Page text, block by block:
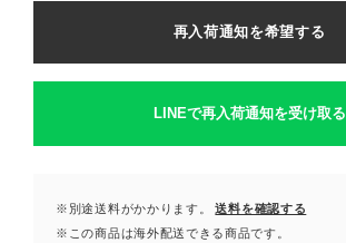
再入荷通知を希望する
LINEで再入荷通知を受け取る
※別途送料がかかります。
送料を確認する
※この商品は海外配送できる商品です。